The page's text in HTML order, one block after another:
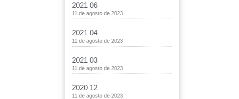
2021 06
11 de agosto de 2023
2021 04
11 de agosto de 2023
2021 03
11 de agosto de 2023
2020 12
11 de agosto de 2023